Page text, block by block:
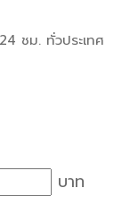
ชม. ทั่วประเทศ
บาท